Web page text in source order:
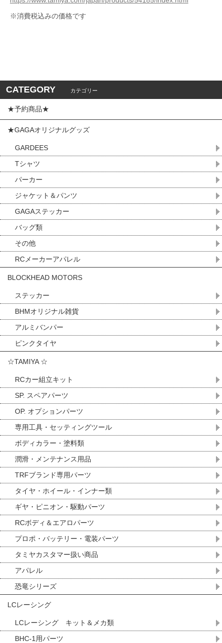
※消費税込みの価格です
CATEGORY カテゴリー
★予約商品★
★GAGAオリジナルグッズ
GARDEES
Tシャツ
パーカー
ジャケット＆パンツ
GAGAステッカー
バッグ類
その他
RCメーカーアパレル
BLOCKHEAD MOTORS
ステッカー
BHMオリジナル雑貨
アルミバンパー
ピンクタイヤ
☆TAMIYA ☆
RCカー組立キット
SP. スペアパーツ
OP. オプションパーツ
専用工具・セッティングツール
ボディカラー・塗料類
潤滑・メンテナンス用品
TRFブランド専用パーツ
タイヤ・ホイール・インナー類
ギヤ・ピニオン・駆動パーツ
RCボディ＆エアロパーツ
プロポ・バッテリー・電装パーツ
タミヤカスタマー扱い商品
アパレル
恐竜シリーズ
LCレーシング
LCレーシング キット＆メカ類
BHC-1用パーツ